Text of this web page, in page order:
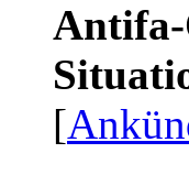
Antifa-
[